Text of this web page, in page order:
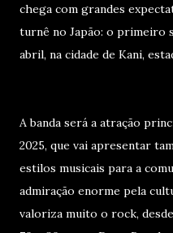
chega com grandes
turnê no Japão: o primeiro
abril, na cidade de Kani,
A banda será a atração
2025, que vai apresentar
estilos musicais para a
admiração enorme pela
valoriza muito o rock,